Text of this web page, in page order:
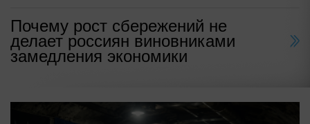
Почему рост сбережений не
делает россиян виновниками
замедления экономики